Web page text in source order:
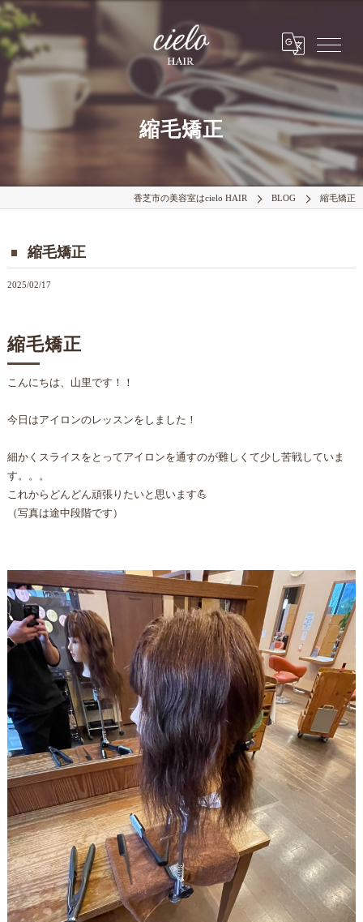
縮毛矯正
香芝市の美容室はcielo HAIR BLOG 縮毛矯正
縮毛矯正
2025/02/17
縮毛矯正
こんにちは、山里です！！
今日はアイロンのレッスンをしました！
細かくスライスをとってアイロンを通すのが難しくて少し苦戦していま
す。。。
これからどんどん頑張りたいと思います💪
（写真は途中段階です）